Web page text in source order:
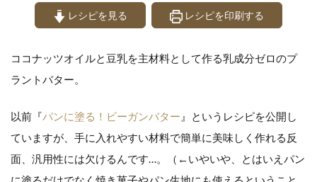
レシピを見る レシピを印刷する
ココナッツオイルと豆乳を主材料として作る乳成分ゼロのプ
ラントバター。
以前『パンに塗る！ビーガンバター 』というレシピを公開し
ていますが、手に入れやすい材料で簡単に美味しく作れる反
面、汎用性には欠けるんです…。（←いやいや、とはいえパン